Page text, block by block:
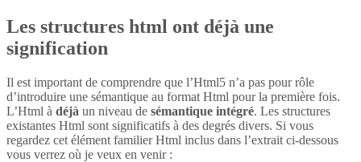
Les structures html ont déjà une
signification
Il est important de comprendre que l’Html5 n’a pas pour rôle
d’introduire une sémantique au format Html pour la première fois.
L’Html à déjà un niveau de sémantique intégré. Les structures
existantes Html sont significatifs à des degrés divers. Si vous
regardez cet élément familier Html inclus dans l’extrait ci-dessous
vous verrez où je veux en venir :